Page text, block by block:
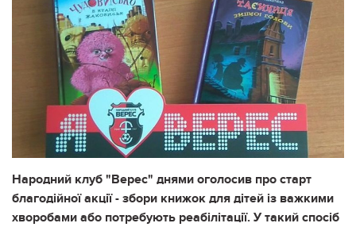
Народний клуб "Верес" днями оголосив про старт
благодійної акції - збори книжок для дітей із важкими
хворобами або потребують реабілітації. У такий спосіб